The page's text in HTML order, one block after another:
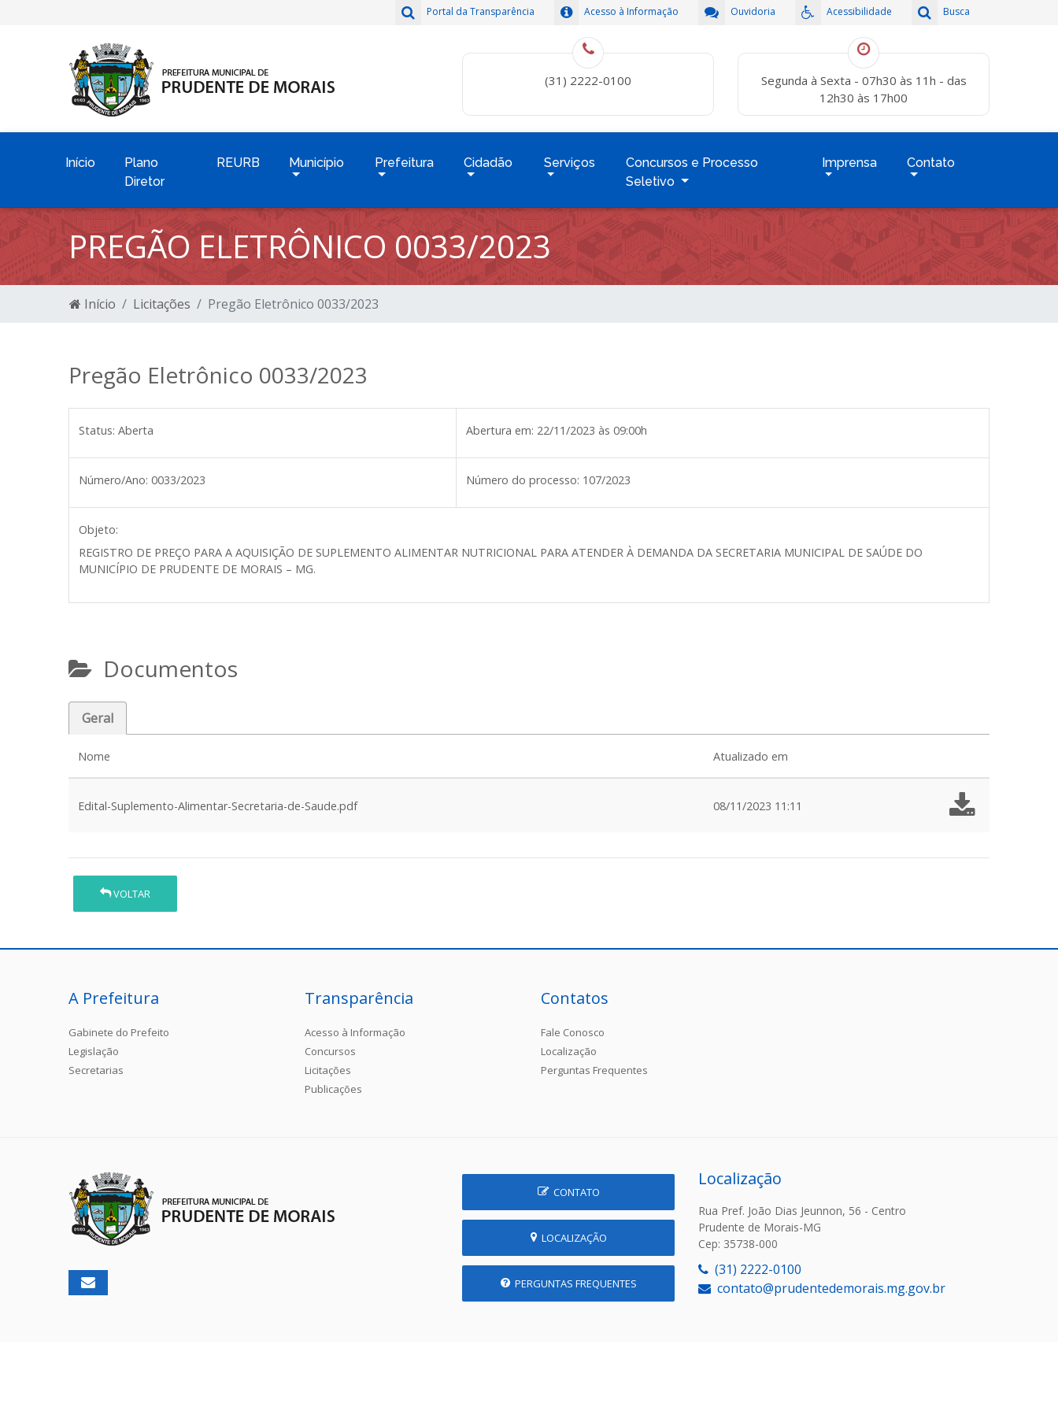
Busca
Acessibilidade
Ouvidoria
Acesso à Informação
Portal da Transparência
(31) 2222-0100
Segunda à Sexta - 07h30 às 11h - das
12h30 às 17h00
Início
Plano
Diretor
REURB Município Prefeitura Cidadão Serviços
Concursos e Processo
Seletivo
Imprensa Contato
PREGÃO ELETRÔNICO 0033/2023
Início Licitações Pregão Eletrônico 0033/2023
Pregão Eletrônico 0033/2023
Status: Aberta Abertura em: 22/11/2023 às 09:00h
Número/Ano: 0033/2023 Número do processo: 107/2023
Objeto:
REGISTRO DE PREÇO PARA A AQUISIÇÃO DE SUPLEMENTO ALIMENTAR NUTRICIONAL PARA ATENDER À DEMANDA DA SECRETARIA MUNICIPAL DE SAÚDE DO
MUNICÍPIO DE PRUDENTE DE MORAIS – MG.
Documentos
Geral
Nome Atualizado em
Edital-Suplemento-Alimentar-Secretaria-de-Saude.pdf 08/11/2023 11:11
VOLTAR
A Prefeitura
Gabinete do Prefeito
Legislação
Secretarias
Transparência
Acesso à Informação
Concursos
Licitações
Publicações
Contatos
Fale Conosco
Localização
Perguntas Frequentes
CONTATO
LOCALIZAÇÃO
PERGUNTAS FREQUENTES
Localização
Rua Pref. João Dias Jeunnon, 56 - Centro
Prudente de Morais-MG
Cep: 35738-000
(31) 2222-0100
contato@prudentedemorais.mg.gov.br